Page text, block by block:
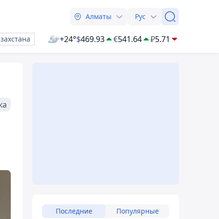
Алматы Рус
+24°$469.93 €541.64 ₽5.71
Последние Популярные